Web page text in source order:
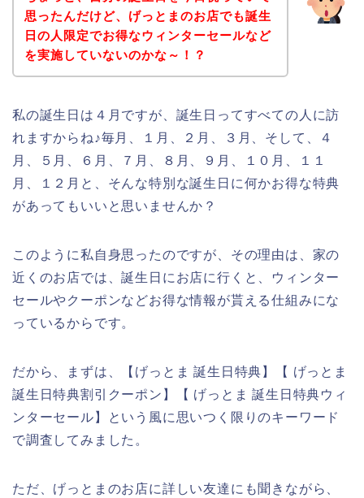
思ったんだけど、げっとまのお店でも誕生
日の人限定でお得なウィンターセールなど
を実施していないのかな～！？
私の誕生日は４月ですが、誕生日ってすべての人に訪
れますからね♪毎月、１月、２月、３月、そして、４
月、５月、６月、７月、８月、９月、１０月、１１
月、１２月と、そんな特別な誕生日に何かお得な特典
があってもいいと思いませんか？
このように私自身思ったのですが、その理由は、家の
近くのお店では、誕生日にお店に行くと、ウィンター
セールやクーポンなどお得な情報が貰える仕組みにな
っているからです。
だから、まずは、【げっとま 誕生日特典】【 げっとま
誕生日特典割引クーポン】【 げっとま 誕生日特典ウィ
ンターセール】という風に思いつく限りのキーワード
で調査してみました。
ただ、げっとまのお店に詳しい友達にも聞きながら、